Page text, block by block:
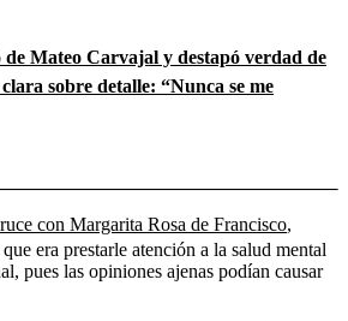
Mateo Carvajal y destapó verdad de
sobre detalle: “Nunca se me
con Margarita Rosa de Francisco,
era prestarle atención a la salud mental
pues las opiniones ajenas podían causar